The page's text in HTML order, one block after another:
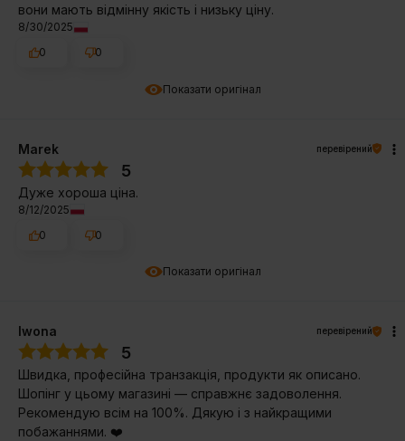
Показати оригінал
вони мають відмінну якість і низьку ціну.
8/30/2025
0
0
Показати оригінал
Marek перевірений
5
Дуже хороша ціна.
8/12/2025
0
0
Iwona перевірений
5
Швидка, професійна транзакція, продукти як описано.
Шопінг у цьому магазині — справжнє задоволення.
Рекомендую всім на 100%. Дякую і з найкращими
побажаннями. ❤️